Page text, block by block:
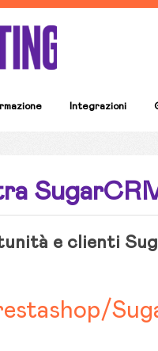
Integrazioni
e clienti